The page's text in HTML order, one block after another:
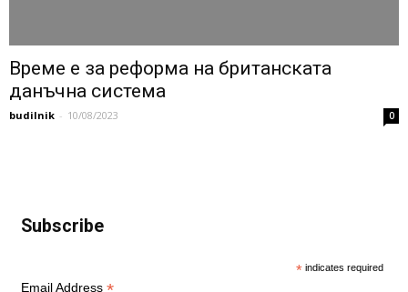
Време е за реформа на британската
данъчна система
budilnik - 10/08/2023 0
Subscribe
* indicates required
Email Address